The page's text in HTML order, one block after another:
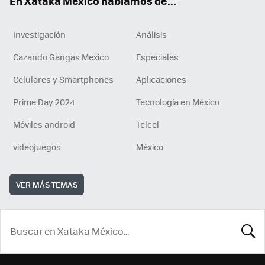
Investigación
Análisis
Cazando Gangas Mexico
Especiales
Celulares y Smartphones
Aplicaciones
Prime Day 2024
Tecnología en México
Móviles android
Telcel
videojuegos
México
VER MÁS TEMAS